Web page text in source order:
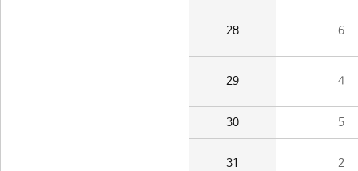
28 6
29 4
30 5
31 2